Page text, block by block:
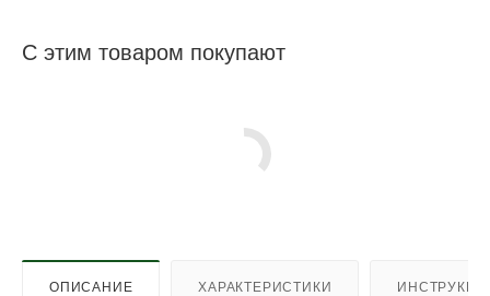
С этим товаром покупают
ОПИСАНИЕ ХАРАКТЕРИСТИКИ